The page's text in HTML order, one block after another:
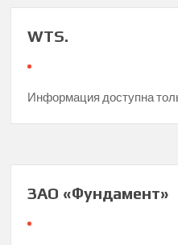
WTS.
Информация доступна
ЗАО «Фундамент»